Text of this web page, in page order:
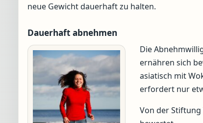
neue Gewicht dauerhaft zu halten.
Dauerhaft abnehmen
Die
ernähren sich
asiatisch mit
erfordert nur
Von der